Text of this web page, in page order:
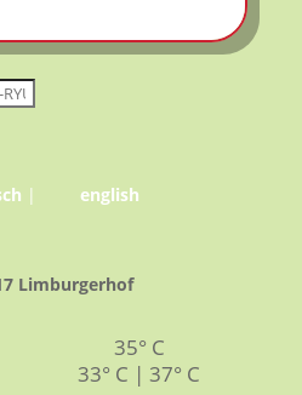
| english
Limburgerhof
35° C
33° C | 37° C